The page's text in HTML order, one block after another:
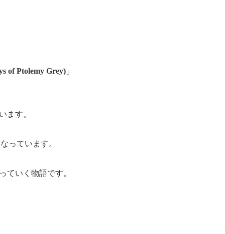
of Ptolemy Grey) 」
ます。
っています。
ていく物語です。